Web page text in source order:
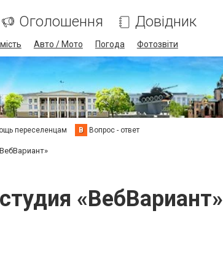
Оголошення Довідник
Авто / Мото Погода Фотозвіти
переселенцам В Вопрос - ответ
«ВебВариант»